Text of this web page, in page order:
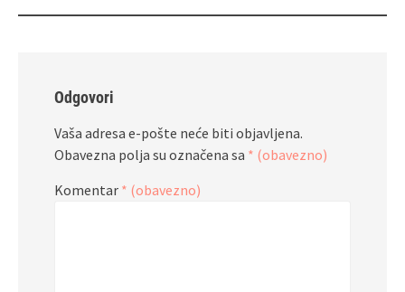
Odgovori
Vaša adresa e-pošte neće biti objavljena.
Obavezna polja su označena sa * (obavezno)
Komentar * (obavezno)